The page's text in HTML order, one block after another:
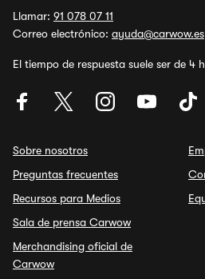
Llamar: 91 078 07 11
Correo electrónico: ayuda@carwow.es
El tiempo de respuesta suele ser de 4
Sobre nosotros
Preguntas frecuentes
Recursos para Medios
Sala de prensa Carwow
Merchandising oficial de
Carwow